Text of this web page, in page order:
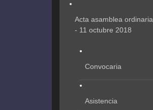
Acta asamblea ordinaria
- 11 octubre 2018
Convocaria
Asistencia